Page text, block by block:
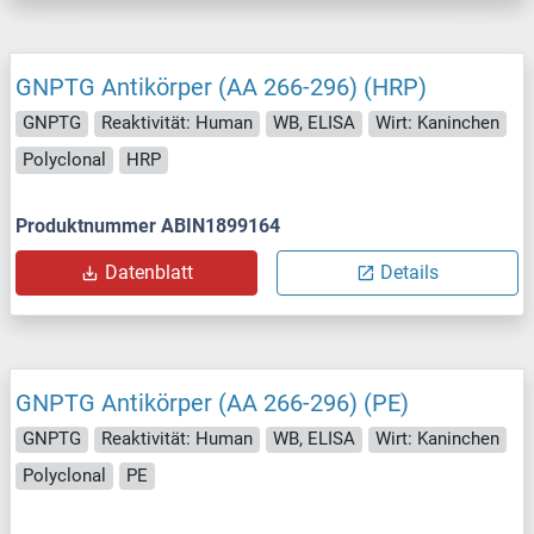
GNPTG Antikörper (AA 266-296) (HRP)
GNPTG Reaktivität: Human WB, ELISA
Wirt: Kaninchen
Polyclonal
HRP
Produktnummer ABIN1899164
Datenblatt Details
GNPTG Antikörper (AA 266-296) (PE)
GNPTG Reaktivität: Human WB, ELISA
Wirt: Kaninchen
Polyclonal
PE